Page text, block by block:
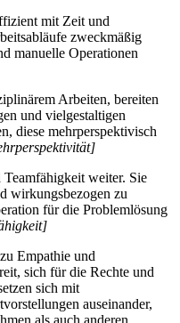
mit Zeit und
zweckmäßig
manuelle Operationen
Arbeiten, bereiten
und vielgestaltigen
diese mehrperspektivisch
weiter. Sie
wirkungsbezogen zu
für die Problemlösung
Empathie und
sich für die Rechte und
sich mit
auseinander,